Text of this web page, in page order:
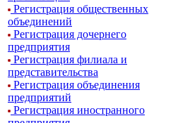
Регистрация общественных
объединений
Регистрация дочернего
предприятия
Регистрация филиала и
представительства
Регистрация объединения
предприятий
Регистрация иностранного